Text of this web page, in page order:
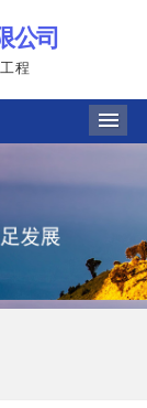
公司
程